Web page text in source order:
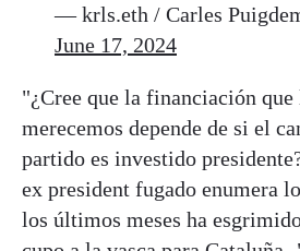
— krls.eth / Carles
June 17, 2024
"¿Cree que la financiación que
merecemos depende de si el
partido es investido
ex president fugado enumera
los últimos meses ha